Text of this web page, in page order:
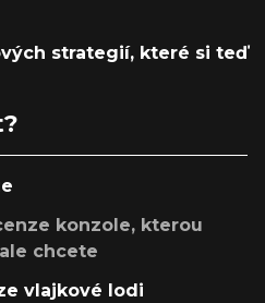
strategií, které si teď
konzole, kterou
chcete
vlajkové lodi